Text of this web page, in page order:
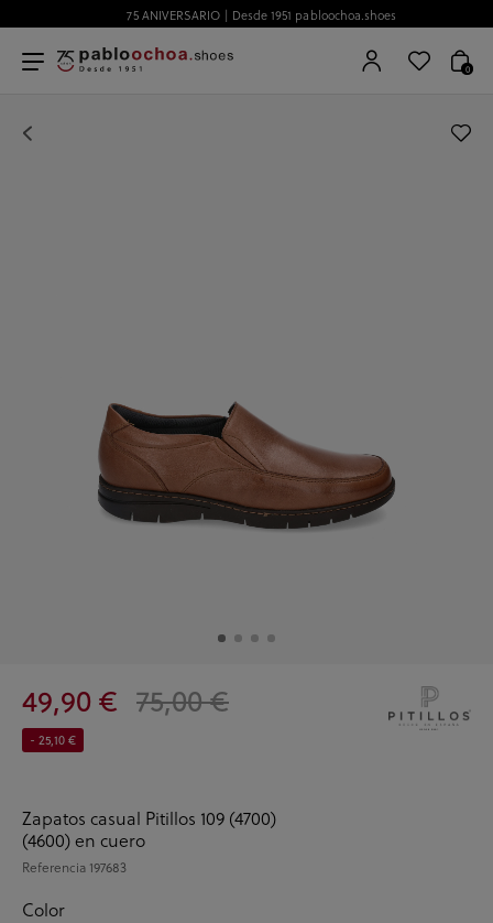
75 ANIVERSARIO | Desde 1951 pabloochoa.shoes
0
49,90 € 75,00 €
- 25,10 €
Zapatos casual Pitillos 109 (4700)
(4600) en cuero
Referencia 197683
Color